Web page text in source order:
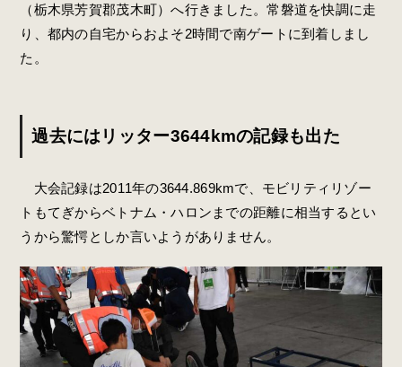
（栃木県芳賀郡茂木町）へ行きました。常磐道を快調に走
り、都内の自宅からおよそ2時間で南ゲートに到着しまし
た。
過去にはリッター3644kmの記録も出た
大会記録は2011年の3644.869kmで、モビリティリゾー
トもてぎからベトナム・ハロンまでの距離に相当するとい
うから驚愕としか言いようがありません。